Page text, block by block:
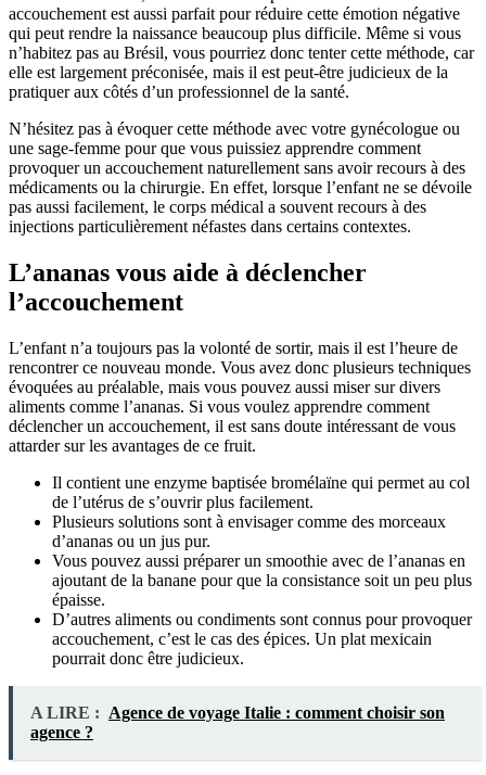
accouchement est aussi parfait pour réduire cette émotion négative
qui peut rendre la naissance beaucoup plus difficile. Même si vous
n’habitez pas au Brésil, vous pourriez donc tenter cette méthode, car
elle est largement préconisée, mais il est peut-être judicieux de la
pratiquer aux côtés d’un professionnel de la santé.
N’hésitez pas à évoquer cette méthode avec votre gynécologue ou
une sage-femme pour que vous puissiez apprendre comment
provoquer un accouchement naturellement sans avoir recours à des
médicaments ou la chirurgie. En effet, lorsque l’enfant ne se dévoile
pas aussi facilement, le corps médical a souvent recours à des
injections particulièrement néfastes dans certains contextes.
L’ananas vous aide à déclencher
l’accouchement
L’enfant n’a toujours pas la volonté de sortir, mais il est l’heure de
rencontrer ce nouveau monde. Vous avez donc plusieurs techniques
évoquées au préalable, mais vous pouvez aussi miser sur divers
aliments comme l’ananas. Si vous voulez apprendre comment
déclencher un accouchement, il est sans doute intéressant de vous
attarder sur les avantages de ce fruit.
Il contient une enzyme baptisée bromélaïne qui permet au col
de l’utérus de s’ouvrir plus facilement.
Plusieurs solutions sont à envisager comme des morceaux
d’ananas ou un jus pur.
Vous pouvez aussi préparer un smoothie avec de l’ananas en
ajoutant de la banane pour que la consistance soit un peu plus
épaisse.
D’autres aliments ou condiments sont connus pour provoquer
accouchement, c’est le cas des épices. Un plat mexicain
pourrait donc être judicieux.
A LIRE : Agence de voyage Italie : comment choisir son
agence ?